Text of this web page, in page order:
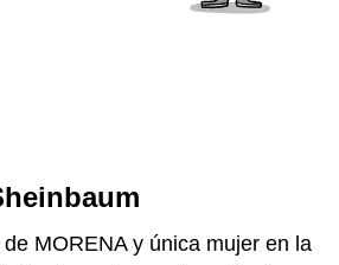
MORENA y única mujer en la